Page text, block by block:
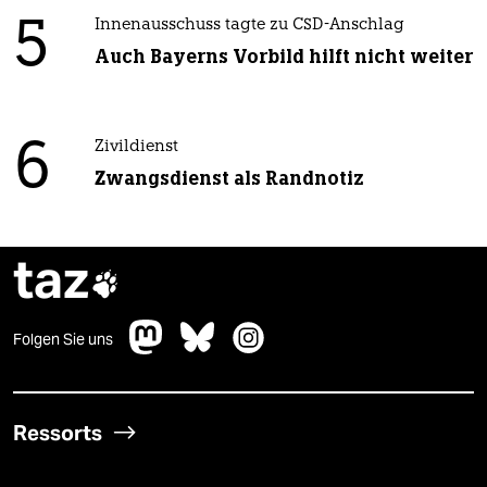
5 Innenausschuss tagte zu CSD-Anschlag
Auch Bayerns Vorbild hilft nicht weiter
6 Zivildienst
Zwangsdienst als Randnotiz
taz
Folgen Sie uns
Ressorts